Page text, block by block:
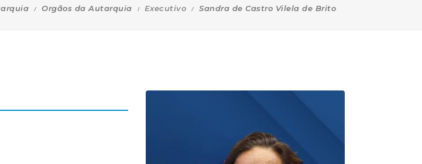
Orgãos da Autarquia Executivo Sandra de Castro Vilela de Brito